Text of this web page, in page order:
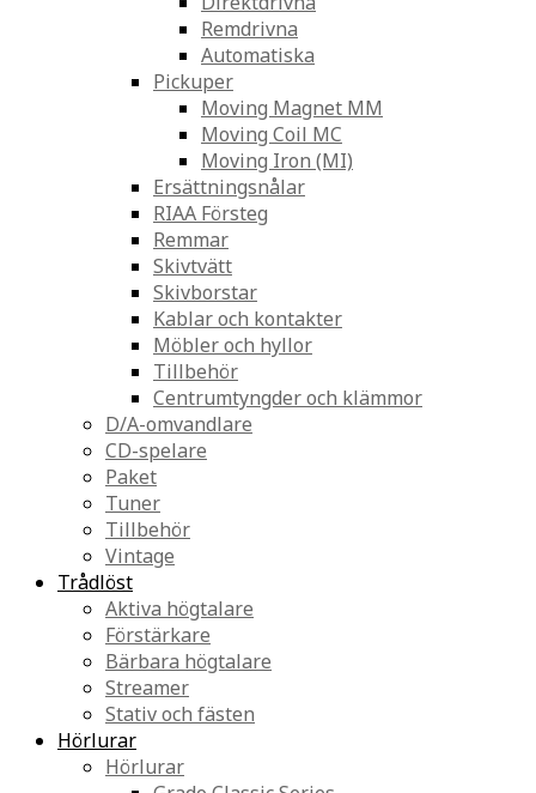
Remdrivna
Automatiska
Pickuper
Moving Magnet MM
Moving Coil MC
Moving Iron (MI)
Ersättningsnålar
RIAA Försteg
Remmar
Skivtvätt
Skivborstar
Kablar och kontakter
Möbler och hyllor
Tillbehör
Centrumtyngder och klämmor
D/A-omvandlare
CD-spelare
Paket
Tuner
Tillbehör
Vintage
Trådlöst
Aktiva högtalare
Förstärkare
Bärbara högtalare
Streamer
Stativ och fästen
Hörlurar
Hörlurar